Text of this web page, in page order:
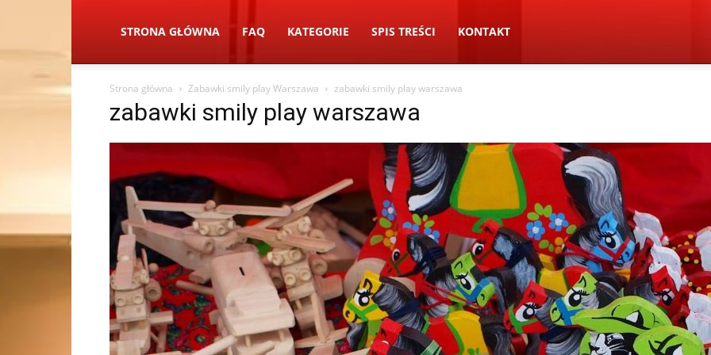
STRONA GŁÓWNA FAQ KATEGORIE SPIS TREŚCI KONTAKT
Strona główna Zabawki smily play Warszawa zabawki smily play warszawa
zabawki smily play warszawa